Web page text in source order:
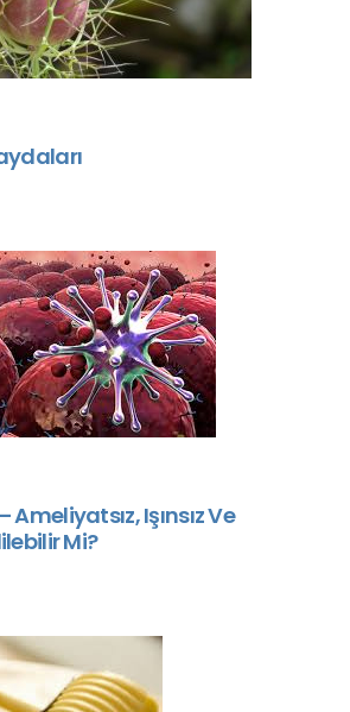
Işınsız Ve
Mi?